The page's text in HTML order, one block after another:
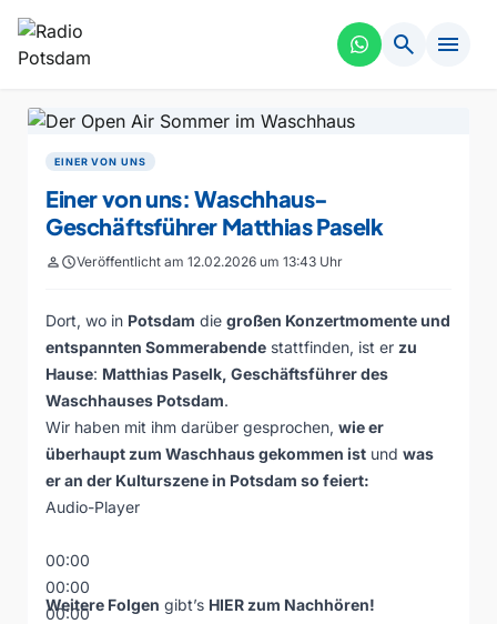
search menu
EINER VON UNS
Einer von uns: Waschhaus-
Geschäftsführer Matthias Paselk
personscheduleVeröffentlicht am 12.02.2026 um 13:43 Uhr
Dort, wo in Potsdam die großen Konzertmomente und
entspannten Sommerabende stattfinden, ist er zu
Hause: Matthias Paselk, Geschäftsführer des
Waschhauses Potsdam.
Wir haben mit ihm darüber gesprochen, wie er
überhaupt zum Waschhaus gekommen ist und was
er an der Kulturszene in Potsdam so feiert:
Audio-Player
00:00
00:00
00:00
Weitere Folgen gibt’s HIER zum Nachhören!